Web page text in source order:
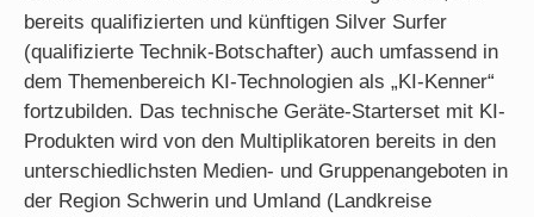
bereits qualifizierten und künftigen Silver Surfer
(qualifizierte Technik-Botschafter) auch umfassend in
dem Themenbereich KI-Technologien als „KI-Kenner“
fortzubilden. Das technische Geräte-Starterset mit KI-
Produkten wird von den Multiplikatoren bereits in den
unterschiedlichsten Medien- und Gruppenangeboten in
der Region Schwerin und Umland (Landkreise